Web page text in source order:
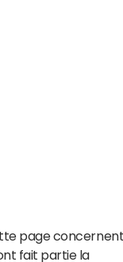
page
fait partie la